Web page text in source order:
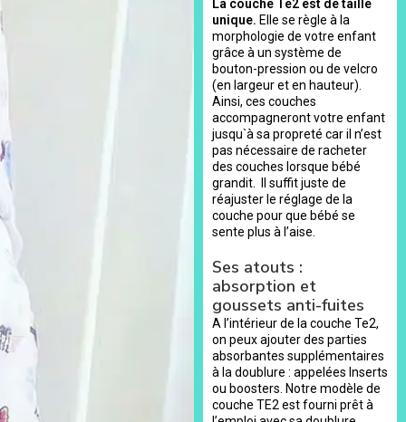
La couche Te2 est de taille
unique. Elle se règle à la
morphologie de votre enfant
grâce à un système de
bouton-pression ou de velcro
(en largeur et en hauteur).
Ainsi, ces couches
accompagneront votre enfant
jusqu`à sa propreté car il n’est
pas nécessaire de racheter
des couches lorsque bébé
grandit. Il suffit juste de
réajuster le réglage de la
couche pour que bébé se
sente plus à l’aise.
Ses atouts :
absorption et
goussets anti-fuites
A l’intérieur de la couche Te2,
on peux ajouter des parties
absorbantes supplémentaires
à la doublure : appelées Inserts
ou boosters. Notre modèle de
couche TE2 est fourni prêt à